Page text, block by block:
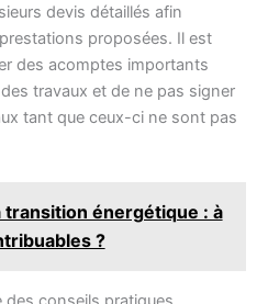
devis détaillés afin
proposées. Il est
des acomptes importants
travaux et de ne pas signer
tant que ceux-ci ne sont pas
transition énergétique : à
?